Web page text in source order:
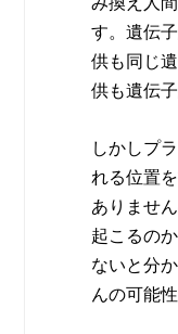
す。遺伝
供も同じ
供も遺伝
しかしプ
れる位置
ありませ
起こるの
ないと分
んの可能